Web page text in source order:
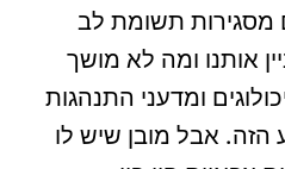
מסגירות תשומת לב
אותנו ומה לא מושך
ומדעני התנהגות
הזה. אבל מובן שיש לו